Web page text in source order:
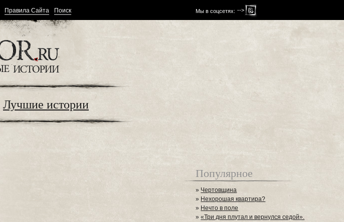
Мы в соцсетях: -->
Правила Сайта Поиск
Лучшие истории
Популярное
» Чертовщина
» Нехорошая квартира?
» Нечто в поле
»«Три дня плутал и вернулся седой».